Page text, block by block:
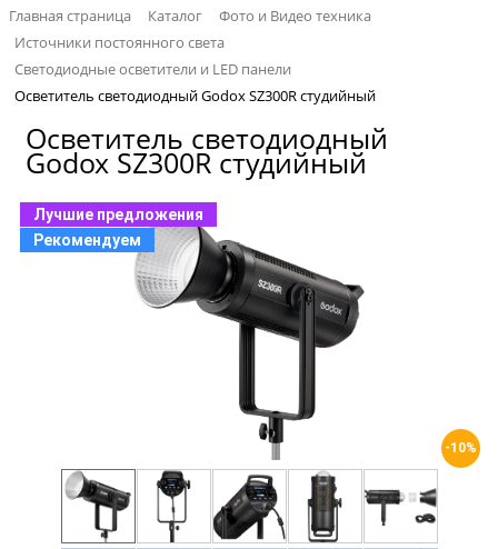
Главная страница Каталог
Фото и Видео техника
Источники постоянного света
Светодиодные осветители и LED панели
Осветитель светодиодный Godox SZ300R студийный
Осветитель светодиодный
Godox SZ300R студийный
Лучшие предложения
Рекомендуем
-10%